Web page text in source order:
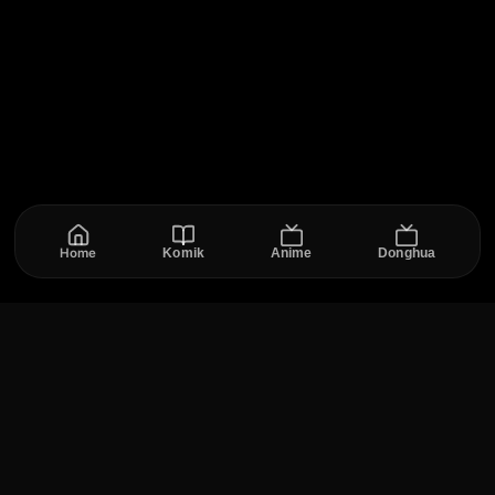
Home Komik Anime Donghua